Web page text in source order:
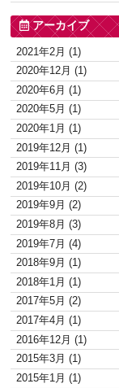
アーカイブ
2021年2月 (1)
2020年12月 (1)
2020年6月 (1)
2020年5月 (1)
2020年1月 (1)
2019年12月 (1)
2019年11月 (3)
2019年10月 (2)
2019年9月 (2)
2019年8月 (3)
2019年7月 (4)
2018年9月 (1)
2018年1月 (1)
2017年5月 (2)
2017年4月 (1)
2016年12月 (1)
2015年3月 (1)
2015年1月 (1)